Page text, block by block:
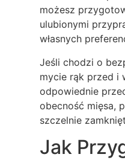
możesz
ulubionymi
własnych
Jeśli chodzi o
mycie rąk przed i
odpowiednie
obecność mięsa,
szczelnie
Jak